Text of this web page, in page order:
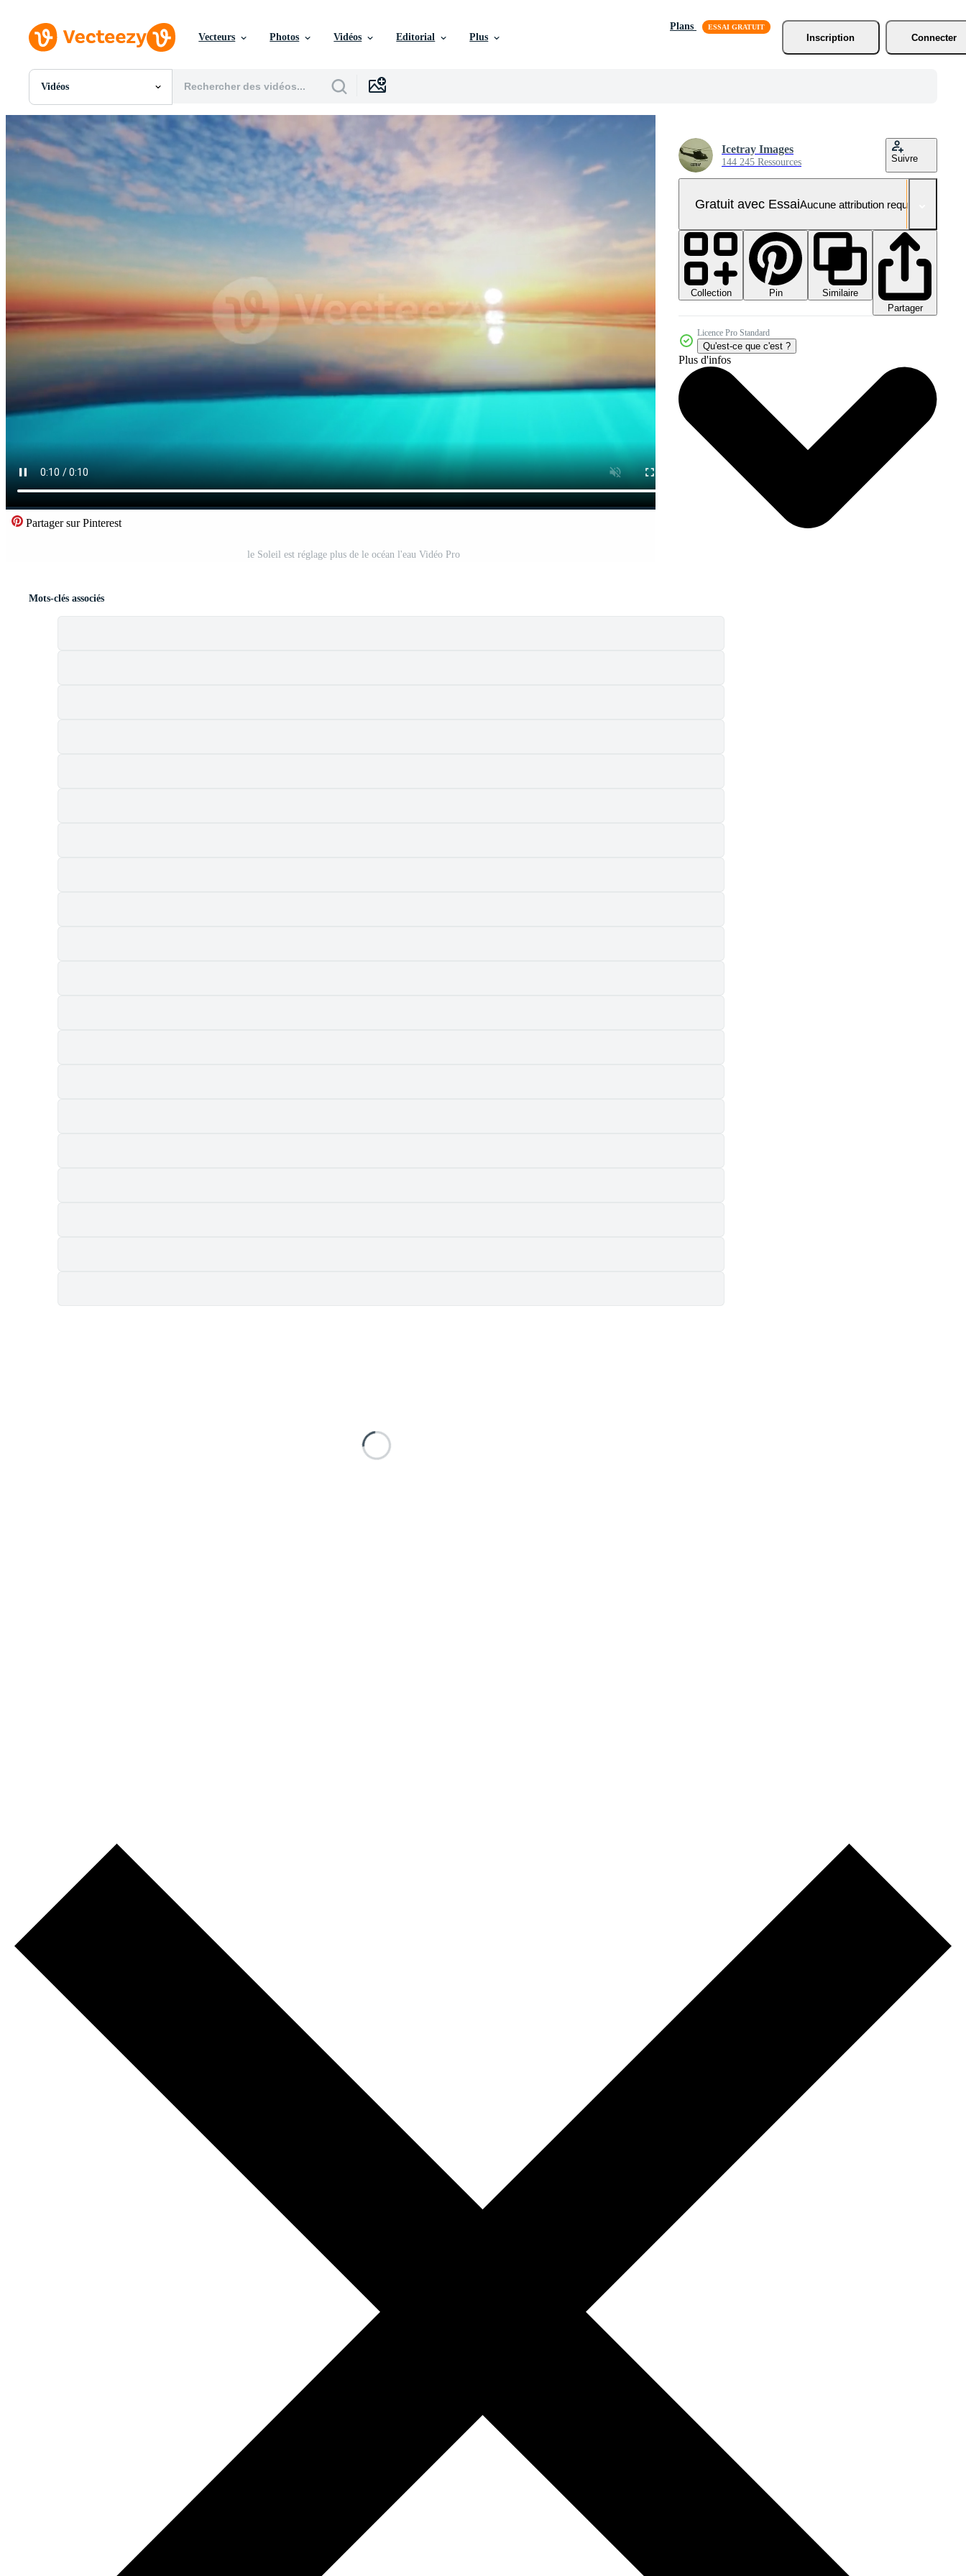
Vecteurs Photos Vidéos Editorial Plus
Plans
Inscription
Connecter
Vidéos
Toutes Images
PSDs
SVGs
Vecteurs
Motion graphics
Images Éditoriales
Partager sur Pinterest
le Soleil est réglage plus de le océan l'eau Vidéo Pro
Icetray Images
144 245 Ressources Suivre
Gratuit avec EssaiAucune attribution requise
Collection Pin
Similaire
Partager
Licence Pro Standard
Qu'est-ce que c'est ?
Plus d'infos
Mots-clés associés